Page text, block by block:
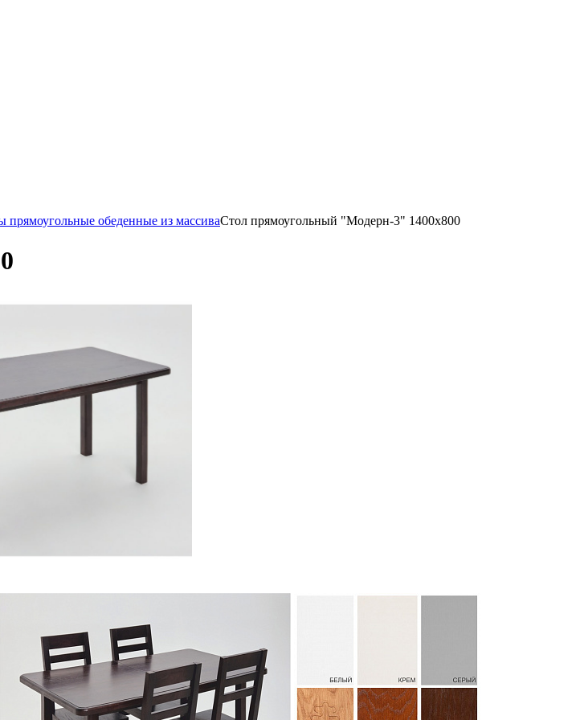
прямоугольные обеденные из массиваСтол прямоугольный "Модерн-3" 1400х800